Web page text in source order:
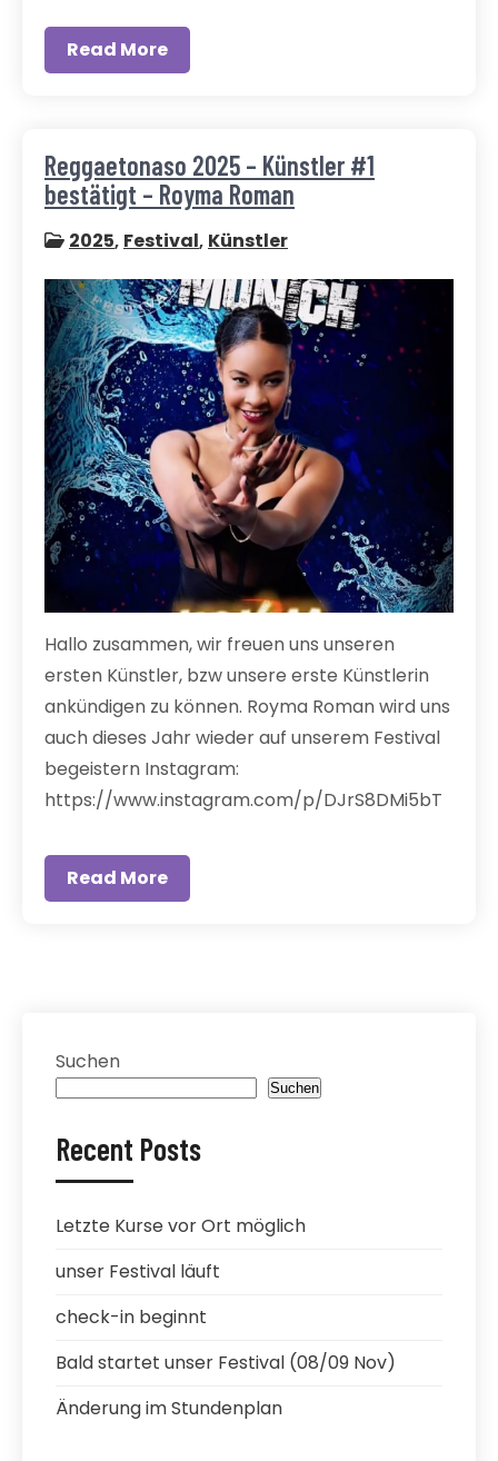
Read More
Reggaetonaso 2025 – Künstler #1
bestätigt – Royma Roman
2025, Festival, Künstler
Hallo zusammen, wir freuen uns unseren
ersten Künstler, bzw unsere erste Künstlerin
ankündigen zu können. Royma Roman wird uns
auch dieses Jahr wieder auf unserem Festival
begeistern Instagram:
https://www.instagram.com/p/DJrS8DMi5bT
Read More
Suchen
Suchen
Recent Posts
Letzte Kurse vor Ort möglich
unser Festival läuft
check-in beginnt
Bald startet unser Festival (08/09 Nov)
Änderung im Stundenplan